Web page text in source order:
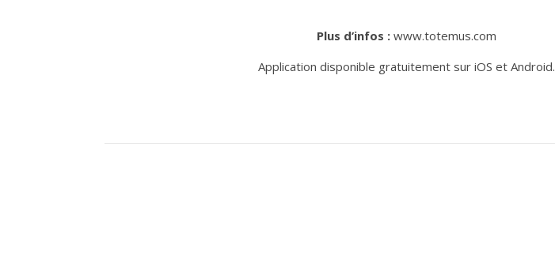
Plus d’infos : www.totemus.com
Application disponible gratuitement sur iOS et Android.